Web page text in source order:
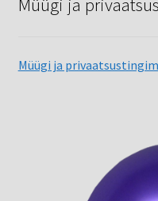
Müügi ja
Müügi ja